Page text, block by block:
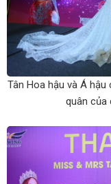
Tân Hoa hậu và Á
quân của